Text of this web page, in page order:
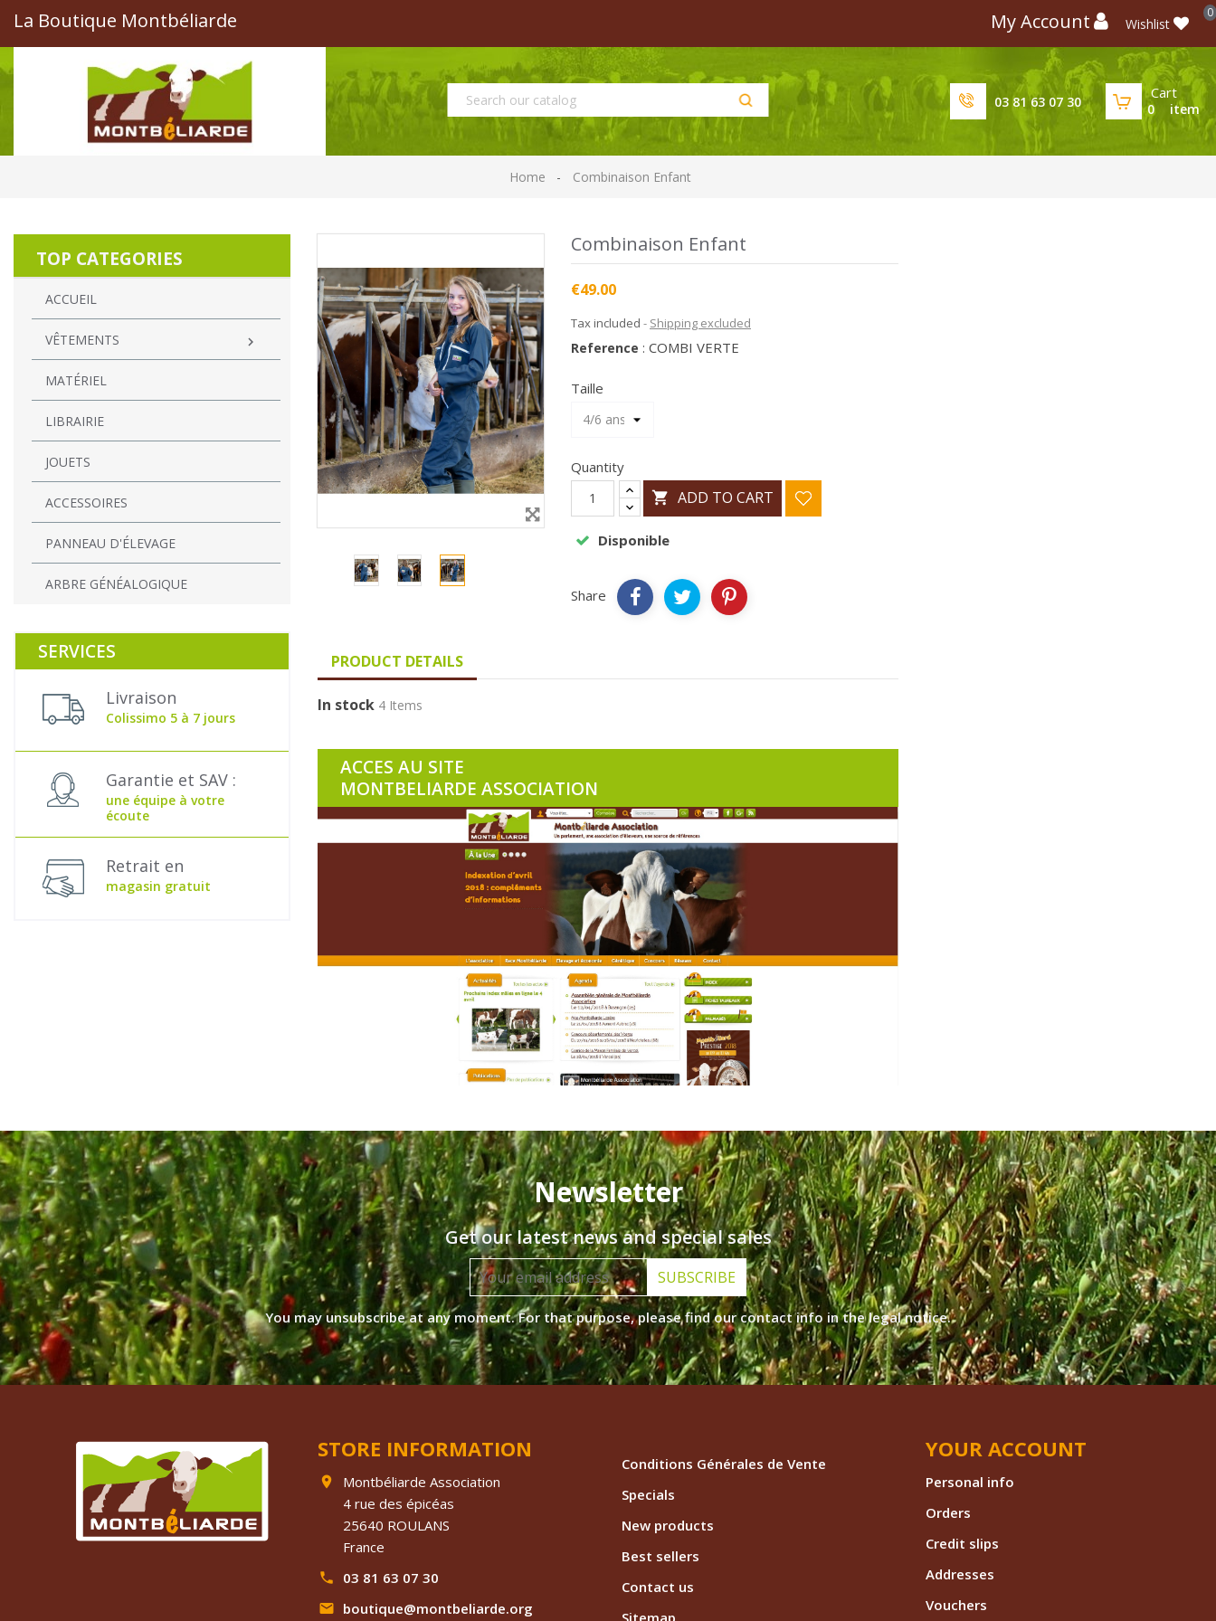
La Boutique Montbéliarde My Account Wishlist
0
Cart
0 item
03 81 63 07 30
Home Combinaison Enfant
TOP CATEGORIES
ACCUEIL

VÊTEMENTS
MATÉRIEL
LIBRAIRIE
JOUETS
ACCESSOIRES
PANNEAU D'ÉLEVAGE
ARBRE GÉNÉALOGIQUE
SERVICES
Livraison
Colissimo 5 à 7 jours
Garantie et SAV :
une équipe à votre
écoute
Retrait en
magasin gratuit
Combinaison Enfant
€49.00
Tax included Shipping excluded
Reference : COMBI VERTE
Taille
Quantity
 ADD TO CART
Disponible
Share
PRODUCT DETAILS
In stock 4 Items
ACCES AU SITE
MONTBELIARDE ASSOCIATION
Newsletter
Get our latest news and special sales
SUBSCRIBE
You may unsubscribe at any moment. For that purpose, please find our contact info in the legal notice.
STORE INFORMATION

Montbéliarde Association
4 rue des épicéas
25640 ROULANS
France
 03 81 63 07 30
 boutique@montbeliarde.org
Conditions Générales de Vente
Specials
New products
Best sellers
Contact us
YOUR ACCOUNT
Personal info
Orders
Credit slips
Addresses
Vouchers